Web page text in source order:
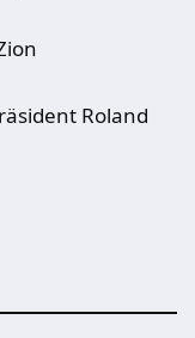
Roland